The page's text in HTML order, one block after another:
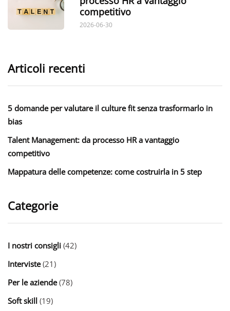
competitivo
2026-06-30
Articoli recenti
5 domande per valutare il culture fit senza trasformarlo in
bias
Talent Management: da processo HR a vantaggio
competitivo
Mappatura delle competenze: come costruirla in 5 step
Categorie
I nostri consigli (42)
Interviste(21)
Per le aziende(78)
Soft skill (19)